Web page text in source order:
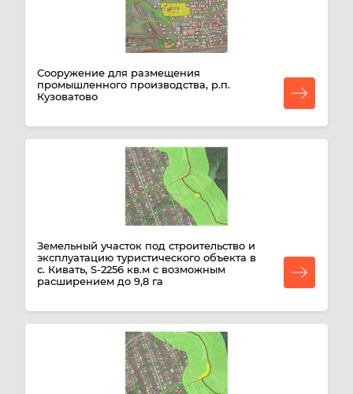
Сооружение для размещения
промышленного производства, р.п.
Кузоватово
Земельный участок под строительство и
эксплуатацию туристического объекта в
с. Кивать, S-2256 кв.м с возможным
расширением до 9,8 га